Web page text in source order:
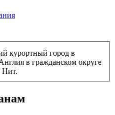
курортный город в
в гражданском округе
Нит.